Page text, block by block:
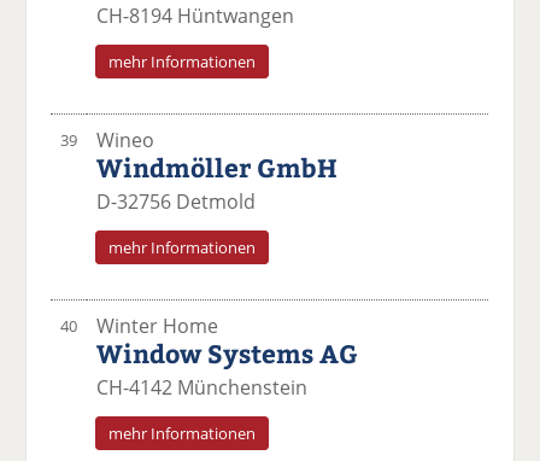
CH-8194 Hüntwangen
mehr Informationen
39 Wineo
Windmöller GmbH
D-32756 Detmold
mehr Informationen
40 Winter Home
Window Systems AG
CH-4142 Münchenstein
mehr Informationen